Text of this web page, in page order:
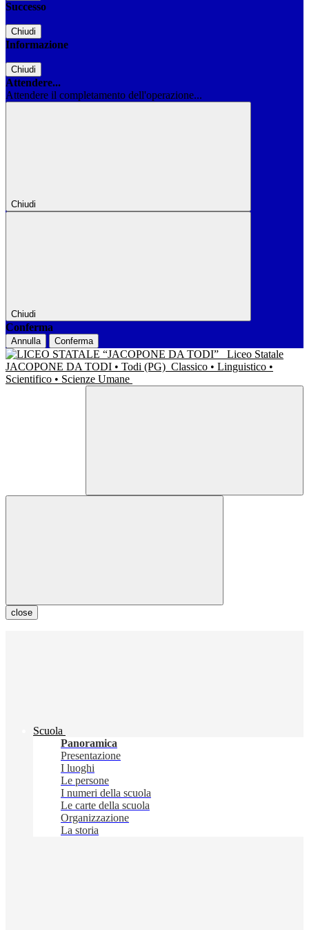
Successo
Chiudi
Informazione
Chiudi
Attendere...
Attendere il completamento dell'operazione...
Chiudi
Chiudi
Conferma
Annulla Conferma
Liceo Statale
JACOPONE DA TODI • Todi (PG) Classico • Linguistico •
Scientifico • Scienze Umane
close
Scuola
Panoramica
Presentazione
I luoghi
Le persone
I numeri della scuola
Le carte della scuola
Organizzazione
La storia